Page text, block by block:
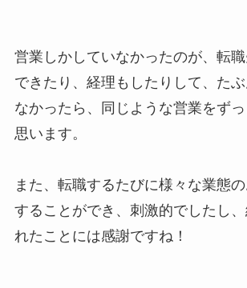
営業しかしていなかったのが、転
できたり、経理もしたりして、た
なかったら、同じような営業をず
思います。
また、転職するたびに様々な業態
することができ、刺激的でしたし
れたことには感謝ですね！